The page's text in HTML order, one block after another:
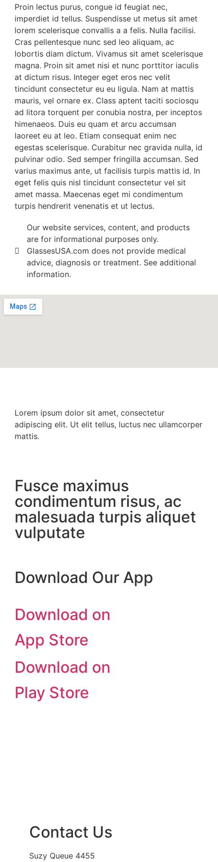
Proin lectus purus, congue id feugiat nec,
imperdiet id tellus. Suspendisse ut metus sit amet
lorem scelerisque convallis a a felis. Nulla facilisi.
Cras pellentesque nunc sed leo aliquam, ac
lobortis diam dictum. Vivamus sit amet scelerisque
magna. Proin sit amet nisi et nunc porttitor iaculis
at dictum risus. Integer eget eros nec velit
tincidunt consectetur eu eu ligula. Nam at mattis
mauris, vel ornare ex. Class aptent taciti sociosqu
ad litora torquent per conubia nostra, per inceptos
himenaeos. Duis eu quam et arcu accumsan
laoreet eu at leo. Etiam consequat enim nec
egestas scelerisque. Curabitur nec gravida nulla, id
pulvinar odio. Sed semper fringilla accumsan. Sed
varius maximus ante, ut facilisis turpis mattis id. In
eget felis quis nisl tincidunt consectetur vel sit
amet massa. Maecenas eget mi condimentum
turpis hendrerit venenatis et ut lectus.
Our website services, content, and products
are for informational purposes only.
GlassesUSA.com does not provide medical
advice, diagnosis or treatment. See additional
information.
Lorem ipsum dolor sit amet, consectetur
adipiscing elit. Ut elit tellus, luctus nec ullamcorper
mattis.
Fusce maximus
condimentum risus, ac
malesuada turpis aliquet
vulputate
Download Our App
Download on
App Store
Download on
Play Store
Contact Us
Suzy Queue 4455